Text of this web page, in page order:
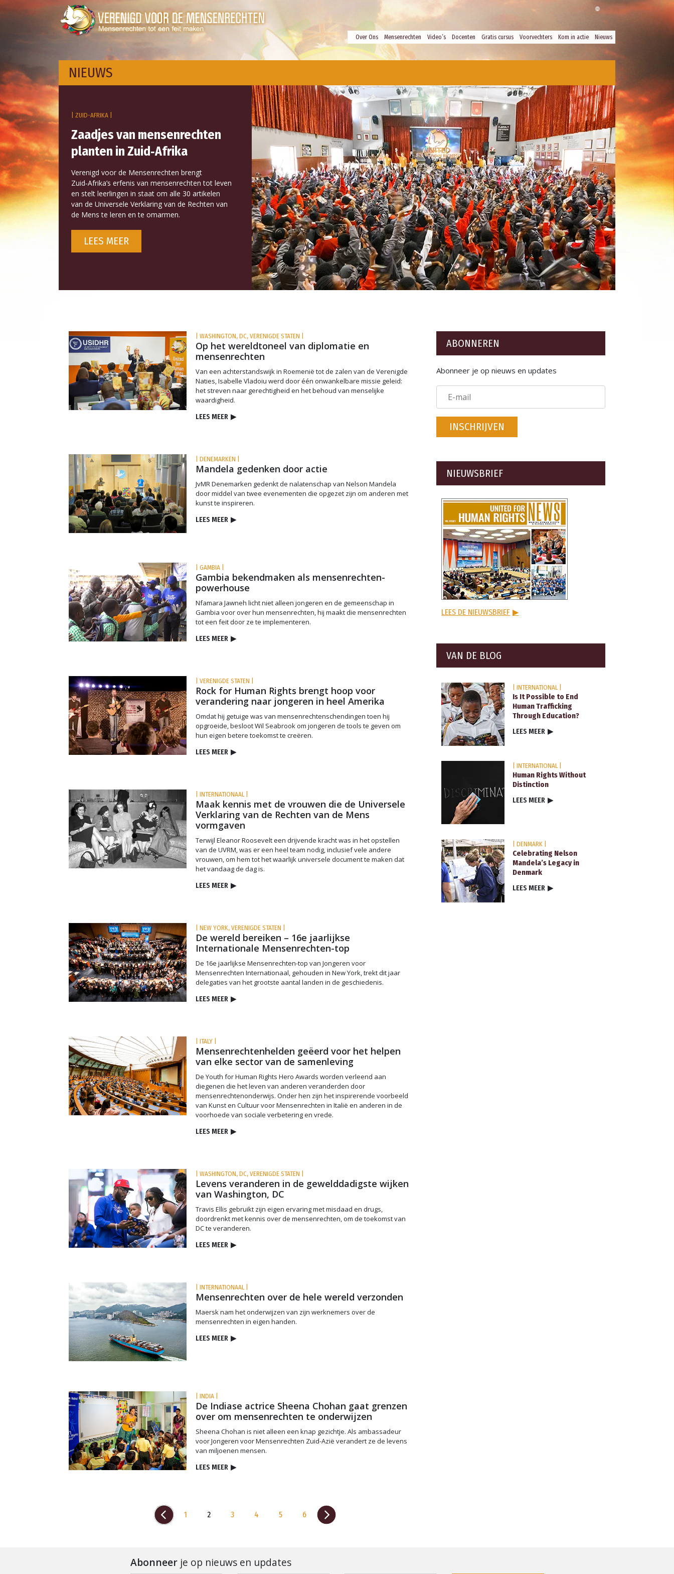
Over Ons Mensenrechten Video’s Docenten Gratis cursus Voorvechters Kom in actie Nieuws
NIEUWS
| ZUID-AFRIKA |
Zaadjes van mensenrechten
planten in Zuid‑Afrika
Verenigd voor de Mensenrechten brengt
Zuid‑Afrika’s erfenis van mensenrechten tot leven
en stelt leerlingen in staat om alle 30 artikelen
van de Universele Verklaring van de Rechten van
de Mens te leren en te omarmen.
LEES MEER
| WASHINGTON, DC, VERENIGDE STATEN |
Op het wereldtoneel van diplomatie en
mensenrechten
Van een achterstandswijk in Roemenië tot de zalen van de Verenigde
Naties, Isabelle Vladoiu werd door één onwankelbare missie geleid:
het streven naar gerechtigheid en het behoud van menselijke
waardigheid.
LEES MEER ▶
| DENEMARKEN |
Mandela gedenken door actie
JvMR Denemarken gedenkt de nalatenschap van Nelson Mandela
door middel van twee evenementen die opgezet zijn om anderen met
kunst te inspireren.
LEES MEER ▶
| GAMBIA |
Gambia bekendmaken als mensenrechten-
powerhouse
Nfamara Jawneh licht niet alleen jongeren en de gemeenschap in
Gambia voor over hun mensenrechten, hij maakt die mensenrechten
tot een feit door ze te implementeren.
LEES MEER ▶
| VERENIGDE STATEN |
Rock for Human Rights brengt hoop voor
verandering naar jongeren in heel Amerika
Omdat hij getuige was van mensenrechten­schendingen toen hij
opgroeide, besloot Wil Seabrook om jongeren de tools te geven om
hun eigen betere toekomst te creëren.
LEES MEER ▶
| INTERNATIONAAL |
Maak kennis met de vrouwen die de Universele
Verklaring van de Rechten van de Mens
vormgaven
Terwijl Eleanor Roosevelt een drijvende kracht was in het opstellen
van de UVRM, was er een heel team nodig, inclusief vele andere
vrouwen, om hem tot het waarlijk universele document te maken dat
het vandaag de dag is.
LEES MEER ▶
| NEW YORK, VERENIGDE STATEN |
De wereld bereiken – 16e jaarlijkse
Internationale Mensenrechten-top
De 16e jaarlijkse Mensenrechten-top van Jongeren voor
Mensenrechten Internationaal, gehouden in New York, trekt dit jaar
delegaties van het grootste aantal landen in de geschiedenis.
LEES MEER ▶
| ITALY |
Mensenrechtenhelden geëerd voor het helpen
van elke sector van de samenleving
De Youth for Human Rights Hero Awards worden verleend aan
diegenen die het leven van anderen veranderden door
mensenrechtenonderwijs. Onder hen zijn het inspirerende voorbeeld
van Kunst en Cultuur voor Mensenrechten in Italië en anderen in de
voorhoede van sociale verbetering en vrede.
LEES MEER ▶
| WASHINGTON, DC, VERENIGDE STATEN |
Levens veranderen in de gewelddadigste wijken
van Washington, DC
Travis Ellis gebruikt zijn eigen ervaring met misdaad en drugs,
doordrenkt met kennis over de mensenrechten, om de toekomst van
DC te veranderen.
LEES MEER ▶
| INTERNATIONAAL |
Mensenrechten over de hele wereld verzonden
Maersk nam het onderwijzen van zijn werknemers over de
mensenrechten in eigen handen.
LEES MEER ▶
| INDIA |
De Indiase actrice Sheena Chohan gaat grenzen
over om mensenrechten te onderwijzen
Sheena Chohan is niet alleen een knap gezichtje. Als ambassadeur
voor Jongeren voor Mensenrechten Zuid-Azië verandert ze de levens
van miljoenen mensen.
LEES MEER ▶
1 2 3 4 5 6
ABONNEREN
Abonneer je op nieuws en updates
INSCHRIJVEN
NIEUWSBRIEF
LEES DE NIEUWSBRIEF ▶
VAN DE BLOG
| INTERNATIONAL |
Is It Possible to End
Human Trafficking
Through Education?
LEES MEER ▶
| INTERNATIONAL |
Human Rights Without
Distinction
LEES MEER ▶
| DENMARK |
Celebrating Nelson
Mandela’s Legacy in
Denmark
LEES MEER ▶
Abonneerje op nieuws en updates